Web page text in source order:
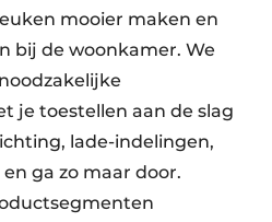
mooier maken en
bij de woonkamer. We
je toestellen aan de slag
lade-indelingen,
ga zo maar door.